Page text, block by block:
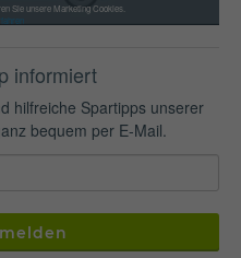
Sie unsere Marketing Cookies.
informiert
hilfreiche Spartipps unserer
bequem per E-Mail.